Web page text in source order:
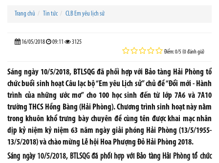
Trang chủ Tin tức CLB Em yêu lịch sử
16/05/2018 09:11 3125
Điểm: 0/5 (0 đánh giá)
Sáng ngày 10/5/2018, BTLSQG đã phối hợp với Bảo tàng Hải Phòng tổ
chức buổi sinh hoạt Câu lạc bộ “Em yêu Lịch sử” chủ đề “Đổi mới - Hành
trình của những ước mơ” cho 100 học sinh đến từ lớp 7A6 và 7A10
trường THCS Hồng Bàng (Hải Phòng). Chương trình sinh hoạt này nằm
trong khuôn khổ trưng bày chuyên đề cùng tên được khai mạc nhân
dịp kỷ niệm kỷ niệm 63 năm ngày giải phóng Hải Phòng (13/5/1955-
13/5/2018) và chào mừng Lễ hội Hoa Phượng Đỏ Hải Phòng 2018.
Sáng ngày 10/5/2018, BTLSQG đã phối hợp với Bảo tàng Hải Phòng tổ chức